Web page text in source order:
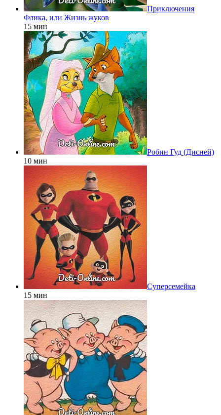
Приключения
Флика, или Жизнь жуков
15 мин
Робин Гуд (Дисней)
10 мин
Суперсемейка
15 мин